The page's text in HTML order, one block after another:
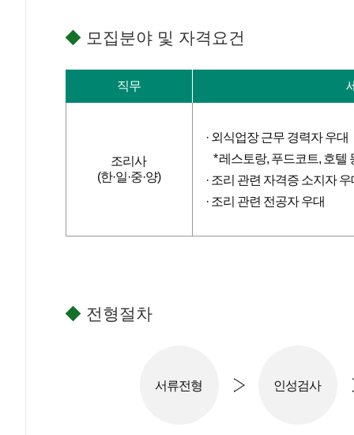
◆ 모집분야 및 자격요건
직무
조리사
(한·일·중·양)
외식업장 근무 경력자 우대
레스토랑, 푸드코트, 호텔
조리 관련 자격증 소지자 우
조리 관련 전공자 우대
◆ 전형절차
서류전형 인성검사